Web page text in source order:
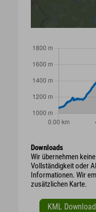
Downloads
Wir übernehmen
Vollständigkeit oder
Informationen. Wir
zusätzlichen Karte.
KML Download